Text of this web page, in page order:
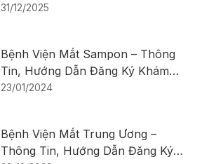
31/12/2025
Bệnh Viện Mắt Sampon – Thông
Tin, Hướng Dẫn Đăng Ký Khám
Bệnh
23/01/2024
Bệnh Viện Mắt Trung Ương –
Thông Tin, Hướng Dẫn Đăng Ký